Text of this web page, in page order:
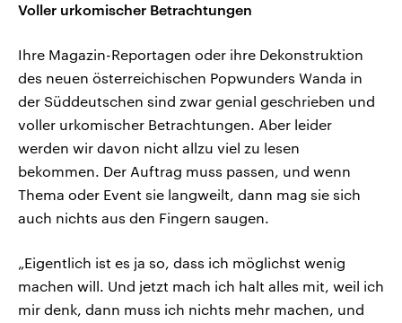
Voller urkomischer Betrachtungen
Ihre Magazin-Reportagen oder ihre Dekonstruktion
des neuen österreichischen Popwunders Wanda in
der Süddeutschen sind zwar genial geschrieben und
voller urkomischer Betrachtungen. Aber leider
werden wir davon nicht allzu viel zu lesen
bekommen. Der Auftrag muss passen, und wenn
Thema oder Event sie langweilt, dann mag sie sich
auch nichts aus den Fingern saugen.
„Eigentlich ist es ja so, dass ich möglichst wenig
machen will. Und jetzt mach ich halt alles mit, weil ich
mir denk, dann muss ich nichts mehr machen, und